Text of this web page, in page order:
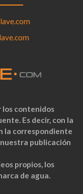
contenidos
Es decir, con la
la correspondiente
publicación
propios, los
de agua.